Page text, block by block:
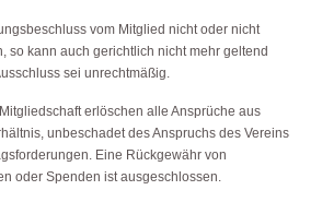
vom Mitglied nicht oder nicht
so kann auch gerichtlich nicht mehr geltend
sei unrechtmäßig.
erlöschen alle Ansprüche aus
unbeschadet des Anspruchs des Vereins
Eine Rückgewähr von
oder Spenden ist ausgeschlossen.